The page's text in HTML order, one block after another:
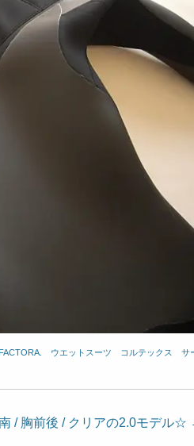
FACTORA. ウエットスーツ コルテックス
サ
/ 胸前後 / クリアの2.0モデル☆